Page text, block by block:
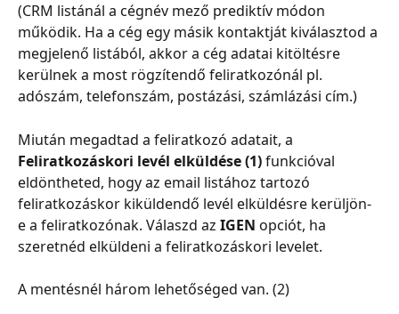
(CRM listánál a cégnév mező prediktív módon
működik. Ha a cég egy másik kontaktját kiválasztod a
megjelenő listából, akkor a cég adatai kitöltésre
kerülnek a most rögzítendő feliratkozónál pl.
adószám, telefonszám, postázási, számlázási cím.)
Miután megadtad a feliratkozó adatait, a
Feliratkozáskori levél elküldése (1) funkcióval
eldöntheted, hogy az email listához tartozó
feliratkozáskor kiküldendő levél elküldésre kerüljön-
e a feliratkozónak. Válaszd az IGEN opciót, ha
szeretnéd elküldeni a feliratkozáskori levelet.
A mentésnél három lehetőséged van. (2)